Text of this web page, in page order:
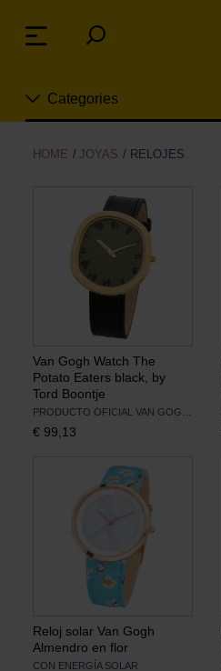
links
Jump
content
Categories
Nuevo
Hogar y Cocina
Ocio
Lienzos y Láminas
Regalos
HOME JOYAS RELOJES
Van Gogh Watch The
Potato Eaters black, by
Tord Boontje
€ 99,13
Reloj solar Van Gogh
Almendro en flor
CON ENERGÍA SOLAR
Menu